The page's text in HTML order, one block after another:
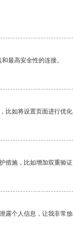
最高安全性的连接。
比如将设置页面进行优化
措施，比如增加双重验证
露个人信息，让我非常放